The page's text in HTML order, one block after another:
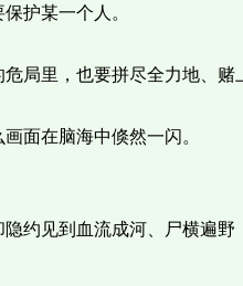
护某一个人。
局里，也要拼尽全力地、
在脑海中倏然一闪。
见到血流成河、尸横遍野